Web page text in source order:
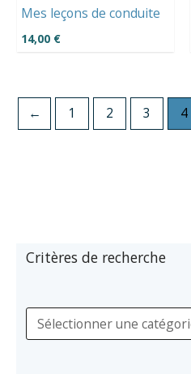
Critères de recherche
é
Mes leçons de conduite
14,00 €
← 1 2 3 4